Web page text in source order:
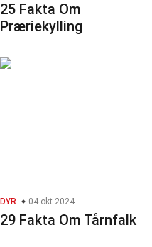
25 Fakta Om
Præriekylling
DYR 04 okt 2024
29 Fakta Om Tårnfalk